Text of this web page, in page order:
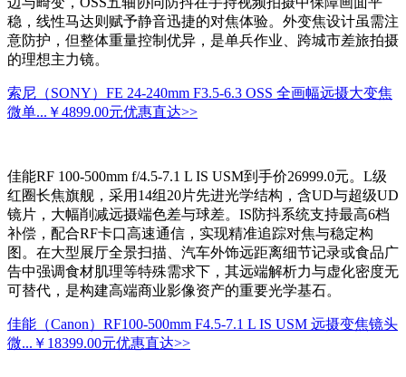
稳，线性马达则赋予静音迅捷的对焦体验。外变焦设计虽需注
意防护，但整体重量控制优异，是单兵作业、跨城市差旅拍摄
的理想主力镜。
索尼（SONY）FE 24-240mm F3.5-6.3 OSS 全画幅远摄大变焦
微单... ￥4899.00元优惠直达>>
佳能RF 100-500mm f/4.5-7.1 L IS USM到手价26999.0元。L级
红圈长焦旗舰，采用14组20片先进光学结构，含UD与超级UD
镜片，大幅削减远摄端色差与球差。IS防抖系统支持最高6档
补偿，配合RF卡口高速通信，实现精准追踪对焦与稳定构
图。在大型展厅全景扫描、汽车外饰远距离细节记录或食品广
告中强调食材肌理等特殊需求下，其远端解析力与虚化密度无
可替代，是构建高端商业影像资产的重要光学基石。
佳能（Canon）RF100-500mm F4.5-7.1 L IS USM 远摄变焦镜头
微... ￥18399.00元优惠直达>>